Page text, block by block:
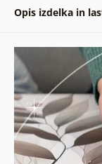
Opis izdelka in